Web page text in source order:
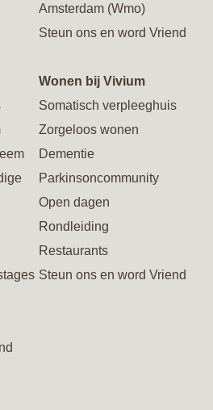
Amsterdam (Wmo)
Steun ons en word Vriend
Wonen bij Vivium
Somatisch verpleeghuis
Zorgeloos wonen
Dementie
Parkinsoncommunity
Open dagen
Rondleiding
Restaurants
Steun ons en word Vriend